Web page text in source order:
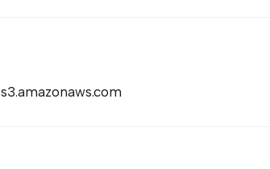
s3.amazonaws.com